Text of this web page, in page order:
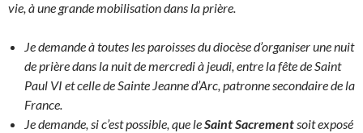
vie, à une grande mobilisation dans la prière.
Je demande à toutes les paroisses du diocèse d’organiser une nuit
de prière dans la nuit de mercredi à jeudi, entre la fête de Saint
Paul VI et celle de Sainte Jeanne d’Arc, patronne secondaire de la
France.
Je demande, si c’est possible, que leSaint Sacrementsoit exposé